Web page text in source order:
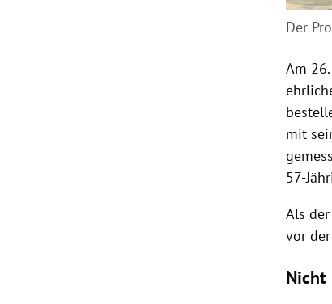
Der
Am
mit
57-
Als
vor
Nicht